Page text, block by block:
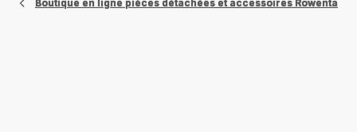
Boutique en ligne pièces détachées et accessoires Rowenta